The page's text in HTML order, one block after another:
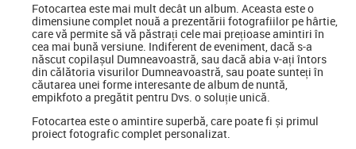
Fotocartea este mai mult decât un album. Aceasta este o
dimensiune complet nouă a prezentării fotografiilor pe hârtie,
care vă permite să vă păstrați cele mai prețioase amintiri în
cea mai bună versiune. Indiferent de eveniment, dacă s-a
născut copilașul Dumneavoastră, sau dacă abia v-ați întors
din călătoria visurilor Dumneavoastră, sau poate sunteți în
căutarea unei forme interesante de album de nuntă,
empikfoto a pregătit pentru Dvs. o soluție unică.
Fotocartea este o amintire superbă, care poate fi și primul
proiect fotografic complet personalizat.